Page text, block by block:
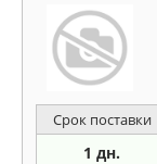
Срок поставки
1 дн.